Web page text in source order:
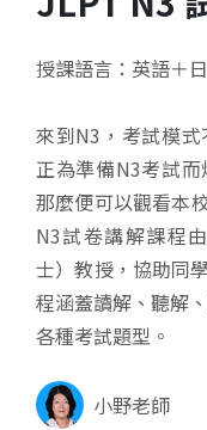
授課語言：英語＋
來到N3，考試模
正為準備N3考試
那麼便可以觀看本
N3試卷講解課程
士）教授，協助同
程涵蓋讀解、聽解
各種考試題型。
小野老師